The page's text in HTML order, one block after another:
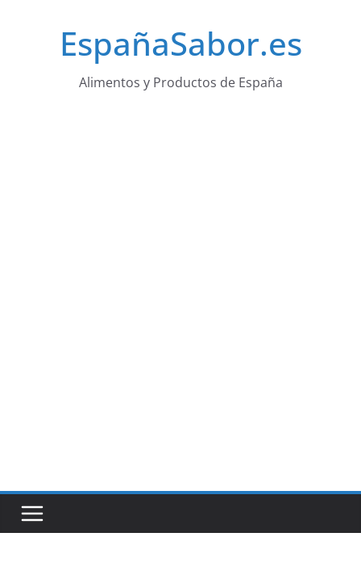
EspañaSabor.es
Alimentos y Productos de España